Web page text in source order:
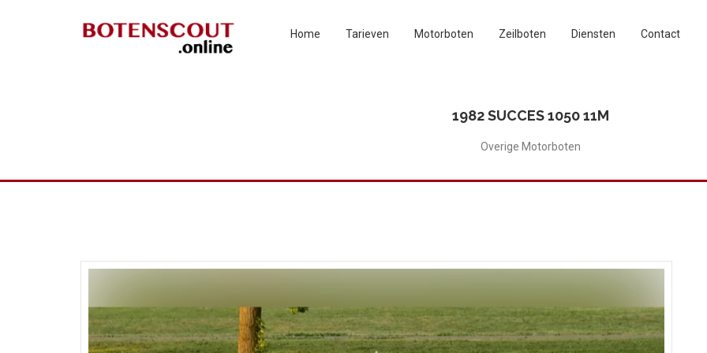
Home Tarieven Motorboten Zeilboten Diensten Contact
1982 SUCCES 1050 11M
Overige Motorboten